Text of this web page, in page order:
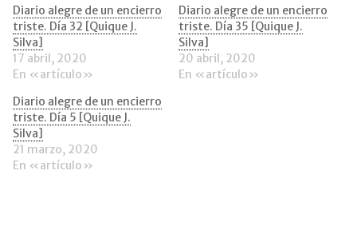
una
ventana
nueva)
una
ventana
nueva)
a
un
amigo
(Se
nueva)
Diario alegre de un encierro
triste. Día 32 [Quique J.
Silva]
17 abril, 2020
En «artículo»
Diario alegre de un encierro
triste. Día 35 [Quique J.
Silva]
20 abril, 2020
En «artículo»
Diario alegre de un encierro
triste. Día 5 [Quique J.
Silva]
21 marzo, 2020
En «artículo»